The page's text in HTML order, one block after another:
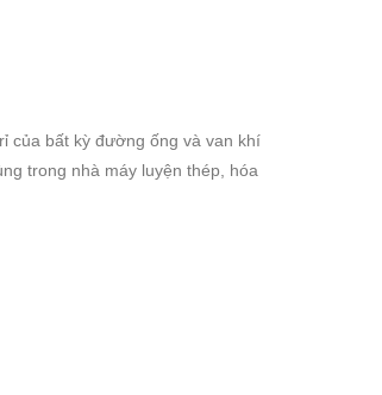
của bất kỳ đường ống và van khí
trong nhà máy luyện thép, hóa